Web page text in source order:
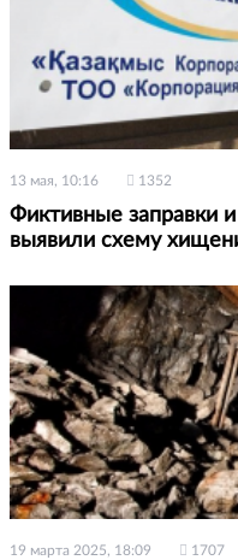
13 мая, 10:16 1352
Фиктивные заправки
выявили схему
19 марта 2025, 18:09 1707